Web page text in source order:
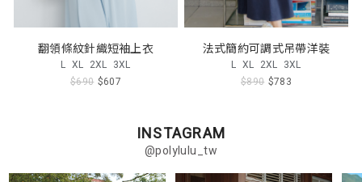
翻領條紋針織短袖上衣
L XL 2XL 3XL
$690 $607
法式簡約可調式吊帶洋裝
L XL 2XL 3XL
$890 $783
INSTAGRAM
@polylulu_tw